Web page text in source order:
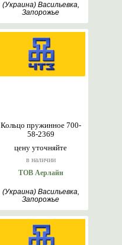
(Украина) Васильевка,
Запорожье
цену уточняйте
в наличии
Кольцо пружинное 700-
58-2369
ТОВ Аерлайн
(Украина) Васильевка,
Запорожье